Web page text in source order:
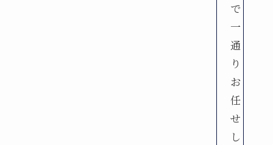
で
一
通
り
お
任
せ
し